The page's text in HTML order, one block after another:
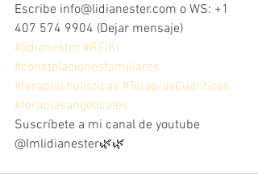
Escribe info@lidianester.com o WS: +1
407 574 9904 (Dejar mensaje)
#lidianester #REIKI
#constelacionesfamiliares
#terapiasholisticas #TerapiasCuánticas
#terapiasangelicales
Suscríbete a mi canal de youtube
@Imlidianester🌿🌿